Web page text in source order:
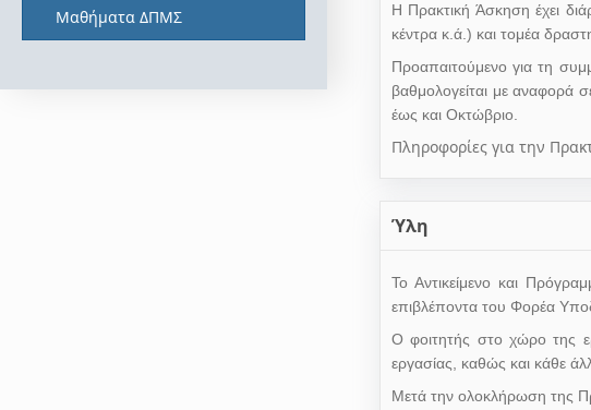
Μαθήματα ΔΠΜΣ
H Πρακτική Άσκηση έχει
κέντρα κ.ά.) και τομέα
Προαπαιτούμενο για τη
βαθμολογείται με αναφορά
έως και Οκτώβριο.
Πληροφορίες για την
Ύλη
Το Αντικείμενο και
επιβλέποντα του Φορέα
Ο φοιτητής στο χώρο της
εργασίας, καθώς και κάθε
Μετά την ολοκλήρωση της